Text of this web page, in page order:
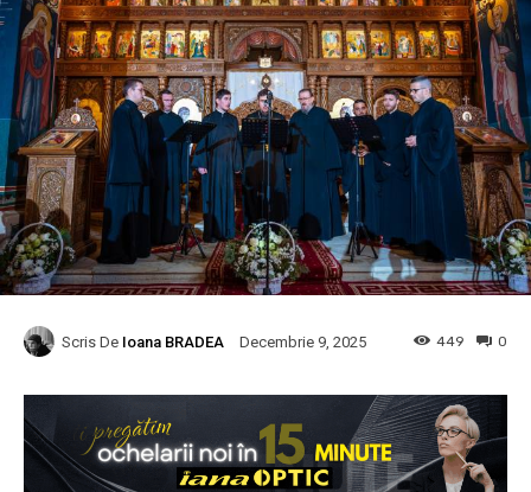
Scris De Ioana BRADEA Decembrie 9, 2025 0
449